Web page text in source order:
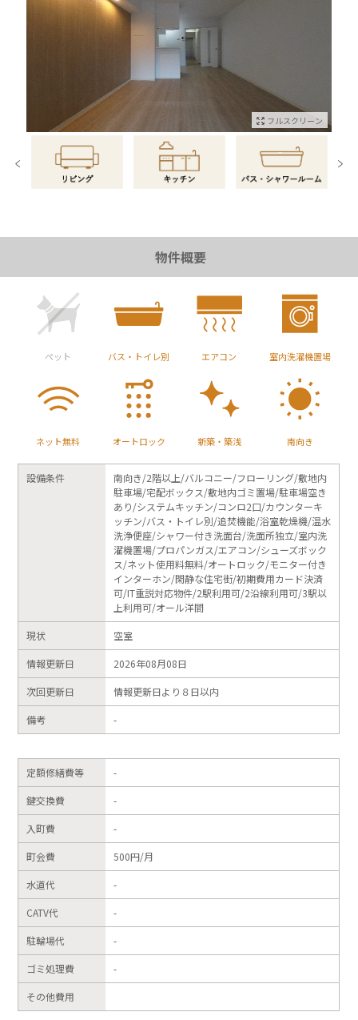
物件情報に戻る
フルスクリーン
物件概要
ペット バス・トイレ別 エアコン 室内洗濯機置場
ネット無料 オートロック 新築・築浅 南向き
設備条件
南向き/2階以上/バルコニー/フローリング/敷地内
駐車場/宅配ボックス/敷地内ゴミ置場/駐車場空き
あり/システムキッチン/コンロ2口/カウンターキ
ッチン/バス・トイレ別/追焚機能/浴室乾燥機/温水
洗浄便座/シャワー付き洗面台/洗面所独立/室内洗
濯機置場/プロパンガス/エアコン/シューズボック
ス/ネット使用料無料/オートロック/モニター付き
インターホン/閑静な住宅街/初期費用カード決済
可/IT重説対応物件/2駅利用可/2沿線利用可/3駅以
上利用可/オール洋間
現状 空室
情報更新日 2026年08月08日
次回更新日 情報更新日より８日以内
備考 -
定額修繕費等 -
鍵交換費 -
入町費 -
町会費 500円/月
水道代 -
CATV代 -
駐輪場代 -
ゴミ処理費 -
その他費用